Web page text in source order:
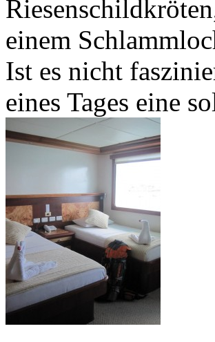
einem
Ist es nicht
eines Tages eine